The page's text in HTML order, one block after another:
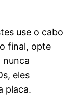
use o cabo
final, opte
nunca
eles
placa.